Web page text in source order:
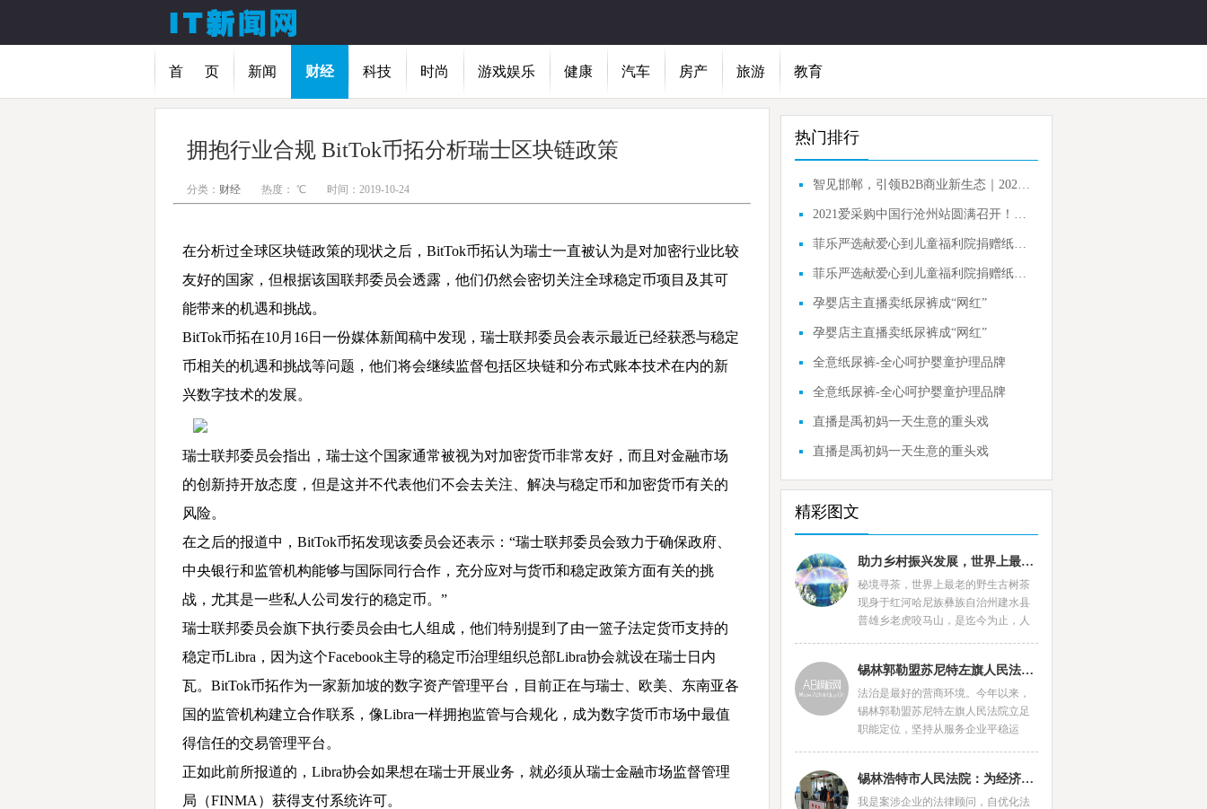
首 页 新闻 财经 科技 时尚 游戏娱乐 健康 汽车 房产 旅游 教育
拥抱行业合规 BitTok币拓分析瑞士区块链政策
分类： 财经 热度： ℃ 时间：2019-10-24
在分析过全球区块链政策的现状之后，BitTok币拓认为瑞士一直被认为是对加密行业比较
友好的国家，但根据该国联邦委员会透露，他们仍然会密切关注全球稳定币项目及其可
能带来的机遇和挑战。
BitTok币拓在10月16日一份媒体新闻稿中发现，瑞士联邦委员会表示最近已经获悉与稳定
币相关的机遇和挑战等问题，他们将会继续监督包括区块链和分布式账本技术在内的新
兴数字技术的发展。
瑞士联邦委员会指出，瑞士这个国家通常被视为对加密货币非常友好，而且对金融市场
的创新持开放态度，但是这并不代表他们不会去关注、解决与稳定币和加密货币有关的
风险。
在之后的报道中，BitTok币拓发现该委员会还表示：“瑞士联邦委员会致力于确保政府、
中央银行和监管机构能够与国际同行合作，充分应对与货币和稳定政策方面有关的挑
战，尤其是一些私人公司发行的稳定币。”
瑞士联邦委员会旗下执行委员会由七人组成，他们特别提到了由一篮子法定货币支持的
稳定币Libra，因为这个Facebook主导的稳定币治理组织总部Libra协会就设在瑞士日内
瓦。BitTok币拓作为一家新加坡的数字资产管理平台，目前正在与瑞士、欧美、东南亚各
国的监管机构建立合作联系，像Libra一样拥抱监管与合规化，成为数字货币市场中最值
得信任的交易管理平台。
正如此前所报道的，Libra协会如果想在瑞士开展业务，就必须从瑞士金融市场监督管理
局（FINMA）获得支付系统许可。
热门排行
智见邯郸，引领B2B商业新生态｜2021爱采购中国行邯郸站圆满成功
2021爱采购中国行沧州站圆满召开！智见沧州，引领B2B商业新生态
菲乐严选献爱心到儿童福利院捐赠纸尿裤
菲乐严选献爱心到儿童福利院捐赠纸尿裤
孕婴店主直播卖纸尿裤成“网红”
孕婴店主直播卖纸尿裤成“网红”
全意纸尿裤-全心呵护婴童护理品牌
全意纸尿裤-全心呵护婴童护理品牌
直播是禹初妈一天生意的重头戏
直播是禹初妈一天生意的重头戏
精彩图文
助力乡村振兴发展，世界上最老的野生古树普洱茶王种群诞生
秘境寻茶，世界上最老的野生古树茶
现身于红河哈尼族彝族自治州建水县
普雄乡老虎咬马山，是迄今为止，人
锡林郭勒盟苏尼特左旗人民法院：“高效执结”展现司法力度与
法治是最好的营商环境。今年以来，
锡林郭勒盟苏尼特左旗人民法院立足
职能定位，坚持从服务企业平稳运
锡林浩特市人民法院：为经济发展创造良好法治环境
我是案涉企业的法律顾问，自优化法